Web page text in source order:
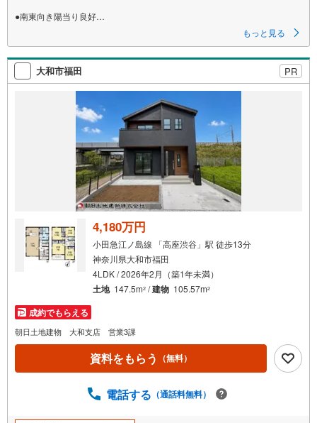
●南東向き陽当り良好
●用途様々、眺望良好のルーフバルコニー完備
◇閑静な住宅街で、前面道路は車通りも少ない袋小路
◇リビングを見渡せる対面式キッチンを採用
◇滝の上公園まで徒歩2分
もっと見る
大和市福田 PR
4,180万円
小田急江ノ島線 「高座渋谷」駅 徒歩13分
神奈川県大和市福田
4LDK / 2026年2月（築1年未満）
土地 147.5m2 /建物 105.57m2
成約でもらえる
朝日土地建物 大和支店 営業3課
資料をもらう （無料）
電話する （通話料無料）